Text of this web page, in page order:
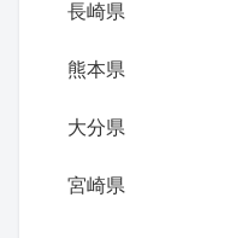
長崎県
熊本県
大分県
宮崎県